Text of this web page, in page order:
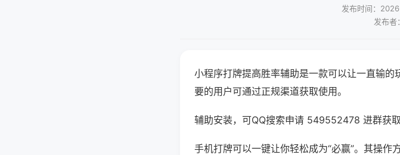
发布时间：
发布者
小程序打牌提高胜率辅助是一款可以让一直输的
要的用户可通过正规渠道获取使用。
辅助安装，可QQ搜索申请 549552478 进群获
手机打牌可以一键让你轻松成为“必赢”。其操